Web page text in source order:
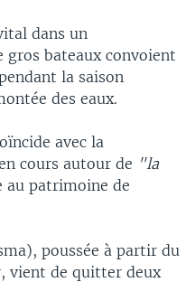
dans un
gros bateaux convoient
la saison
des eaux.
avec la
cours autour de "la
patrimoine de
poussée à partir du
vient de quitter deux